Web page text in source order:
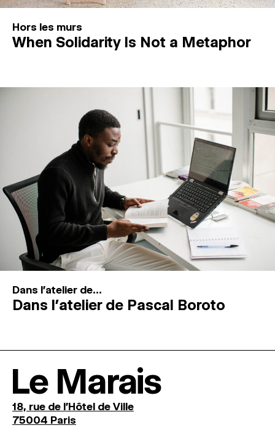
Hors les murs
When Solidarity Is Not a Metaphor
Dans l'atelier de...
Dans l’atelier de Pascal Boroto
Le Marais
18, rue de l'Hôtel de Ville
75004 Paris